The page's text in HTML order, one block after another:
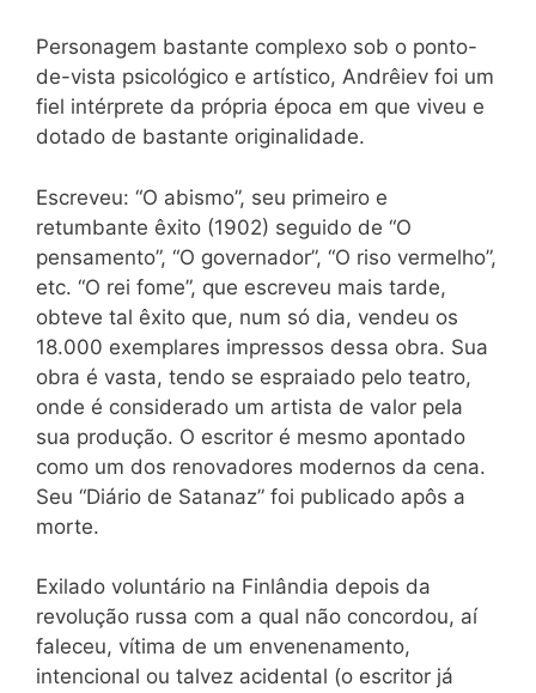
Personagem bastante complexo sob o ponto-
de-vista psicológico e artístico, Andrêiev foi um
fiel intérprete da própria época em que viveu e
dotado de bastante originalidade.
Escreveu: “O abismo”, seu primeiro e
retumbante êxito (1902) seguido de “O
pensamento”, “O governador”, “O riso vermelho”,
etc. “O rei fome”, que escreveu mais tarde,
obteve tal êxito que, num só dia, vendeu os
18.000 exemplares impressos dessa obra. Sua
obra é vasta, tendo se espraiado pelo teatro,
onde é considerado um artista de valor pela
sua produção. O escritor é mesmo apontado
como um dos renovadores modernos da cena.
Seu “Diário de Satanaz” foi publicado apôs a
morte.
Exilado voluntário na Finlândia depois da
revolução russa com a qual não concordou, aí
faleceu, vítima de um envenenamento,
intencional ou talvez acidental (o escritor já